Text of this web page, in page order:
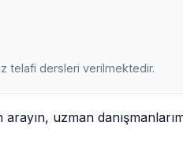
telafi dersleri verilmektedir.
uzman